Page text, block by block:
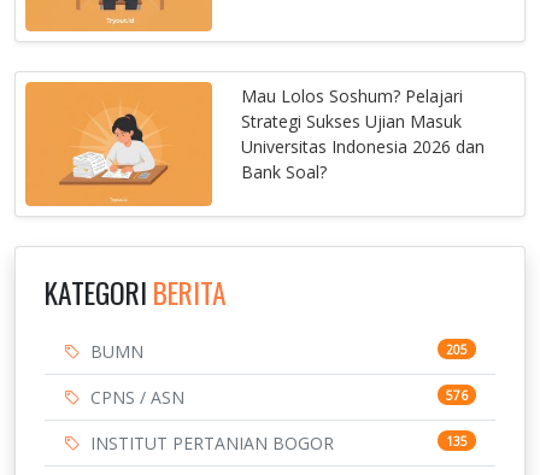
Mau Lolos Soshum? Pelajari
Strategi Sukses Ujian Masuk
Universitas Indonesia 2026 dan
Bank Soal?
KATEGORI BERITA
BUMN 205
CPNS / ASN 576
INSTITUT PERTANIAN BOGOR 135